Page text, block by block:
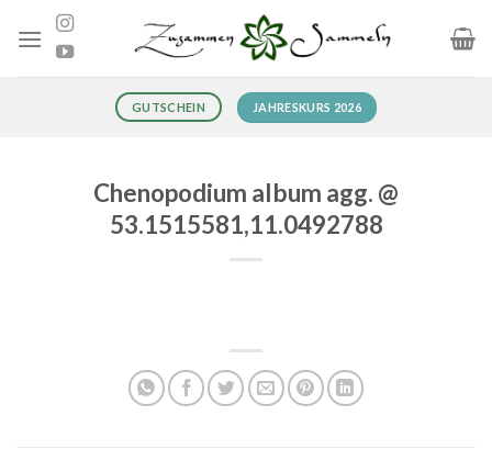
Inhalt
GUTSCHEIN JAHRESKURS 2026
Chenopodium album agg. @
53.1515581,11.0492788